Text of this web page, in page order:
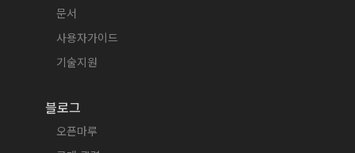
문서
사용자가이드
기술지원
블로그
오픈마루